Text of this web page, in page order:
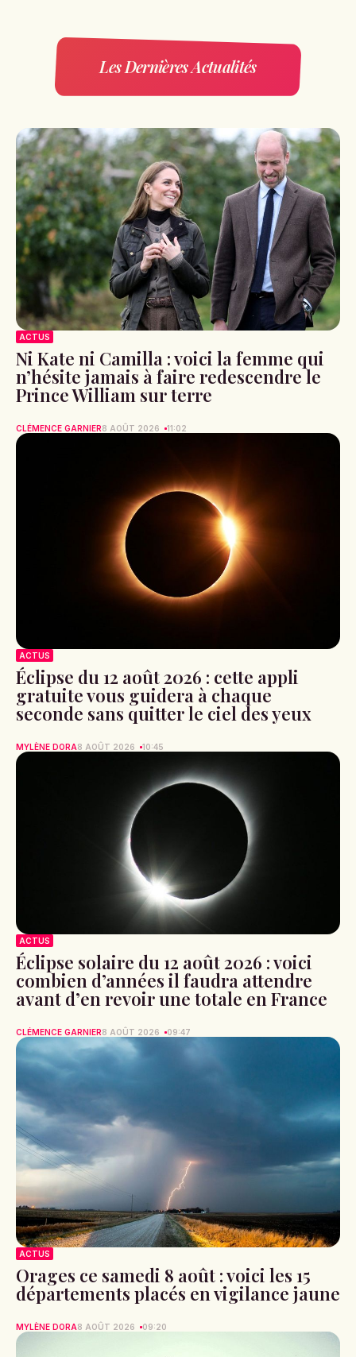
Les Dernières Actualités
ACTUS
Ni Kate ni Camilla : voici la femme qui
n’hésite jamais à faire redescendre le
Prince William sur terre
CLÉMENCE GARNIER8 AOÛT 2026 11:02
ACTUS
Éclipse du 12 août 2026 : cette appli
gratuite vous guidera à chaque
seconde sans quitter le ciel des yeux
MYLÈNE DORA8 AOÛT 2026 10:45
ACTUS
Éclipse solaire du 12 août 2026 : voici
combien d’années il faudra attendre
avant d’en revoir une totale en France
CLÉMENCE GARNIER8 AOÛT 2026 09:47
ACTUS
Orages ce samedi 8 août : voici les 15
départements placés en vigilance jaune
MYLÈNE DORA8 AOÛT 2026 09:20